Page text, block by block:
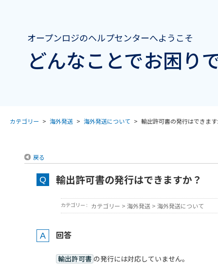
オープンロジのヘルプセンターへようこそ
どんなことでお困り
カテゴリー > 海外発送 > 海外発送について > 輸出許可書の発行はできま
戻る
輸出許可書の発行はできますか？
カテゴリー : カテゴリー > 海外発送 > 海外発送について
回答
輸出許可書 の発行には対応していません。